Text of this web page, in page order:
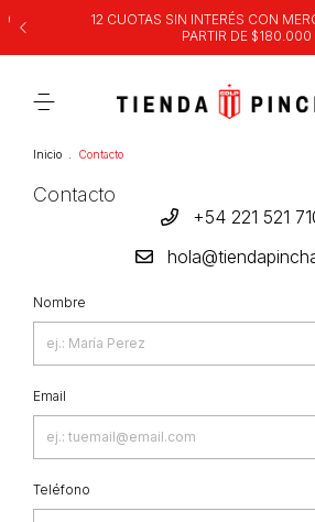
12 CUOTAS SIN INTERÉS CON
PARTIR DE $180.000
Inicio Contacto
Contacto
+54 221 521
Nombre
Email
Teléfono